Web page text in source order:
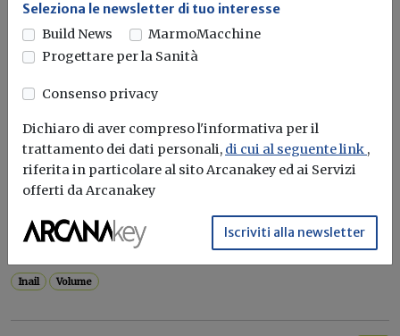
Palchi per spettacoli, online il volume
Inail
Redazione Build News
Il documento fornisce informazioni provenienti dal
contesto nazionale e internazionale, utili agli...
Inail Volume
Seleziona le newsletter di tuo interesse
Build News
MarmoMacchine
Progettare per la Sanità
Consenso privacy
Dichiaro di aver compreso l'informativa per il
trattamento dei dati personali, di cui al seguente link ,
riferita in particolare al sito Arcanakey ed ai Servizi
offerti da Arcanakey
Iscriviti alla newsletter